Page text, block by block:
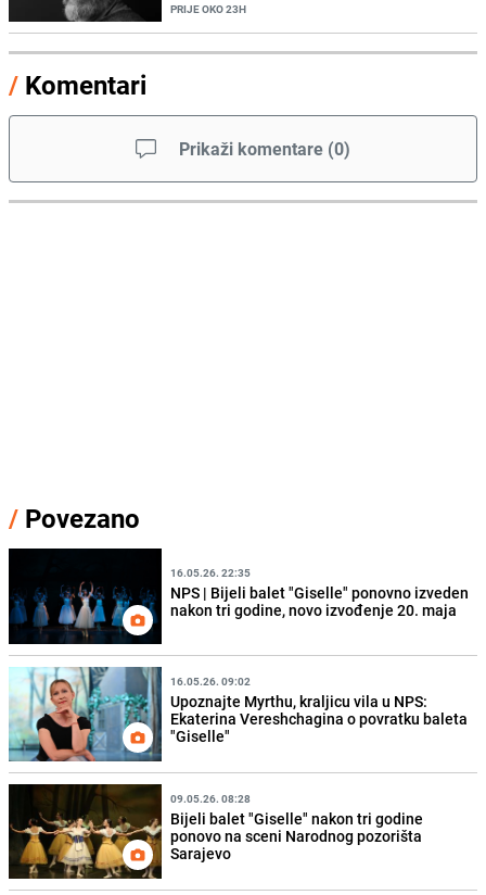
PRIJE OKO 23H
/ Komentari
Prikaži komentare (0)
/ Povezano
16.05.26. 22:35
NPS | Bijeli balet "Giselle" ponovno izveden
nakon tri godine, novo izvođenje 20. maja
16.05.26. 09:02
Upoznajte Myrthu, kraljicu vila u NPS:
Ekaterina Vereshchagina o povratku baleta
"Giselle"
09.05.26. 08:28
Bijeli balet "Giselle" nakon tri godine
ponovo na sceni Narodnog pozorišta
Sarajevo